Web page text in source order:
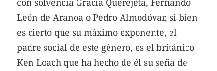
con solvencia Gracia Querejeta, Fernando
León de Aranoa o Pedro Almodóvar, si bien
es cierto que su máximo exponente, el
padre social de este género, es el británico
Ken Loach que ha hecho de él su seña de